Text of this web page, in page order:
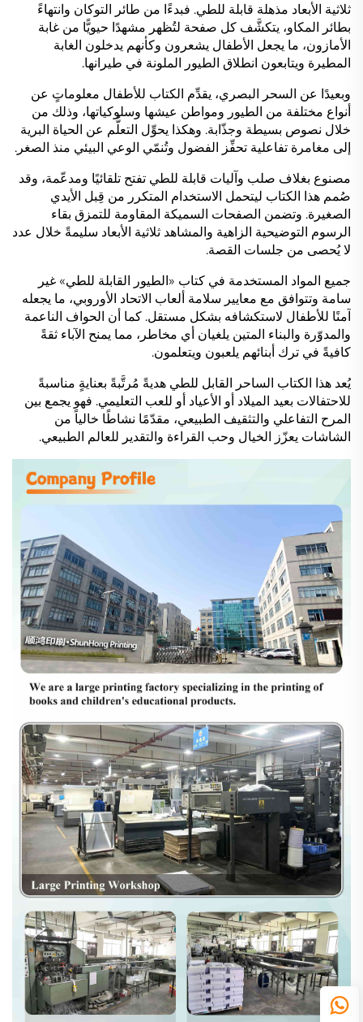
ثلاثية الأبعاد مذهلة قابلة للطي. فبدءًا من طائر التوكان وانتهاءً
بطائر المكاو، يتكشَّف كل صفحة لتُظهر مشهدًا حيويًّا من غابة
الأمازون، ما يجعل الأطفال يشعرون وكأنهم يدخلون الغابة
المطيرة ويتابعون انطلاق الطيور الملونة في طيرانها.
وبعيدًا عن السحر البصري، يقدِّم الكتاب للأطفال معلوماتٍ عن
أنواع مختلفة من الطيور ومواطن عيشها وسلوكياتها، وذلك من
خلال نصوص بسيطة وجذّابة. وهكذا يحوِّل التعلُّم عن الحياة البرية
إلى مغامرة تفاعلية تحفِّز الفضول وتُنمّي الوعي البيئي منذ الصغر.
مصنوع بغلاف صلب وآليات قابلة للطي تفتح تلقائيًا ومدعّمة، وقد
صُمم هذا الكتاب ليتحمل الاستخدام المتكرر من قِبل الأيدي
الصغيرة. وتضمن الصفحات السميكة المقاومة للتمزق بقاء
الرسوم التوضيحية الزاهية والمشاهد ثلاثية الأبعاد سليمةً خلال عدد
لا يُحصى من جلسات القصة.
جميع المواد المستخدمة في كتاب «الطيور القابلة للطي» غير
سامة وتتوافق مع معايير سلامة ألعاب الاتحاد الأوروبي، ما يجعله
آمنًا للأطفال لاستكشافه بشكل مستقل. كما أن الحواف الناعمة
والمدوّرة والبناء المتين يلغيان أي مخاطر، مما يمنح الآباء ثقةً
كافيةً في ترك أبنائهم يلعبون ويتعلمون.
يُعد هذا الكتاب الساحر القابل للطي هديةً مُرتَّبةً بعنايةٍ مناسبةً
للاحتفالات بعيد الميلاد أو الأعياد أو للعب التعليمي. فهو يجمع بين
المرح التفاعلي والتثقيف الطبيعي، مقدّمًا نشاطًا خالياً من
الشاشات يعزّز الخيال وحب القراءة والتقدير للعالم الطبيعي.